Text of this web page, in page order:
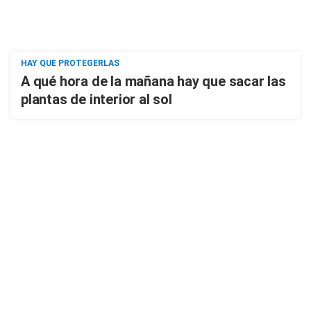
HAY QUE PROTEGERLAS
A qué hora de la mañana hay que sacar las
plantas de interior al sol